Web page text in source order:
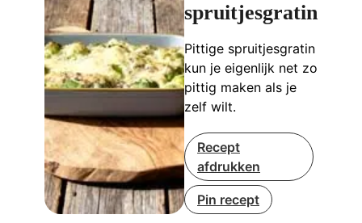
spruitjesgratin
Pittige spruitjesgratin
kun je eigenlijk net zo
pittig maken als je
zelf wilt.
Recept
afdrukken
Pin recept